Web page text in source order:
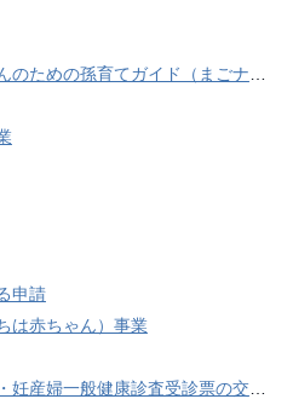
孫育てガイド（まごナビ！）のご案内
申請
は赤ちゃん）事業
産婦一般健康診査受診票の交付）